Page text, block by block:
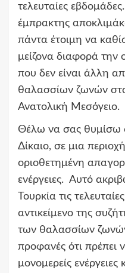
τελευταίες
έμπρακτης
πάντα έτοιμη να
μείζονα διαφορά την
που δεν είναι άλλη
θαλασσίων ζωνών
Ανατολική Μεσόγειο.
Θέλω να σας θυμίσω
Δίκαιο, σε μια
οριοθετημένη
ενέργειες. Αυτό
Τουρκία τις
αντικείμενο της
των θαλασσίων
προφανές ότι πρέπει
μονομερείς